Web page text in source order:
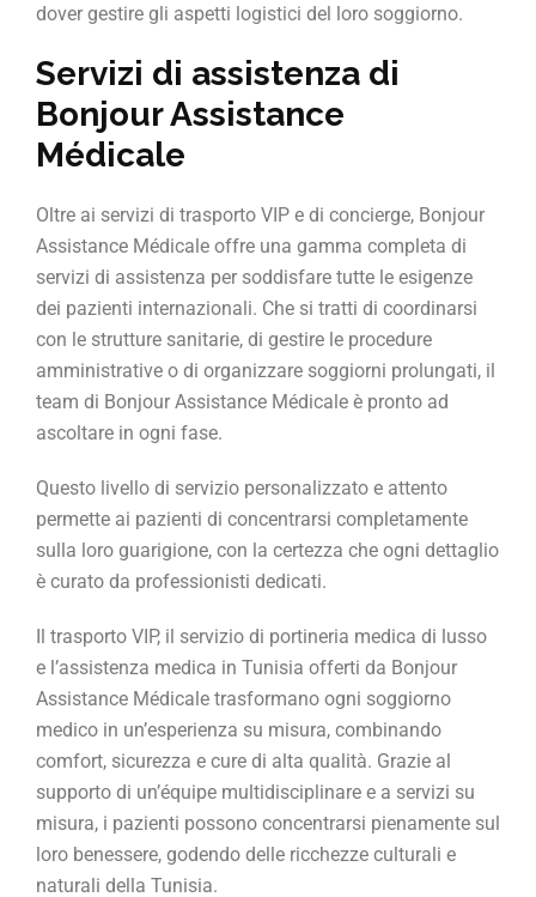
dover gestire gli aspetti logistici del loro soggiorno.
Servizi di assistenza di
Bonjour Assistance
Médicale
Oltre ai servizi di trasporto VIP e di concierge, Bonjour
Assistance Médicale offre una gamma completa di
servizi di assistenza per soddisfare tutte le esigenze
dei pazienti internazionali. Che si tratti di coordinarsi
con le strutture sanitarie, di gestire le procedure
amministrative o di organizzare soggiorni prolungati, il
team di Bonjour Assistance Médicale è pronto ad
ascoltare in ogni fase.
Questo livello di servizio personalizzato e attento
permette ai pazienti di concentrarsi completamente
sulla loro guarigione, con la certezza che ogni dettaglio
è curato da professionisti dedicati.
Il trasporto VIP, il servizio di portineria medica di lusso
e l’assistenza medica in Tunisia offerti da Bonjour
Assistance Médicale trasformano ogni soggiorno
medico in un’esperienza su misura, combinando
comfort, sicurezza e cure di alta qualità. Grazie al
supporto di un’équipe multidisciplinare e a servizi su
misura, i pazienti possono concentrarsi pienamente sul
loro benessere, godendo delle ricchezze culturali e
naturali della Tunisia.